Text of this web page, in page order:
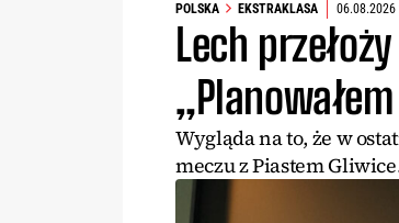
POLSKA EKSTRAKLASA 06.08.2026
Lech
Wygląda na to, że w
meczu z Piastem